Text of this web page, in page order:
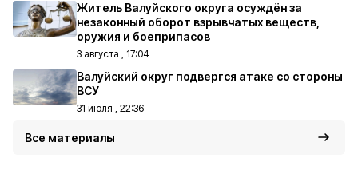
Житель Валуйского округа осуждён за
незаконный оборот взрывчатых веществ,
оружия и боеприпасов
3 августа , 17:04
Валуйский округ подвергся атаке со стороны
ВСУ
31 июля , 22:36
Все материалы